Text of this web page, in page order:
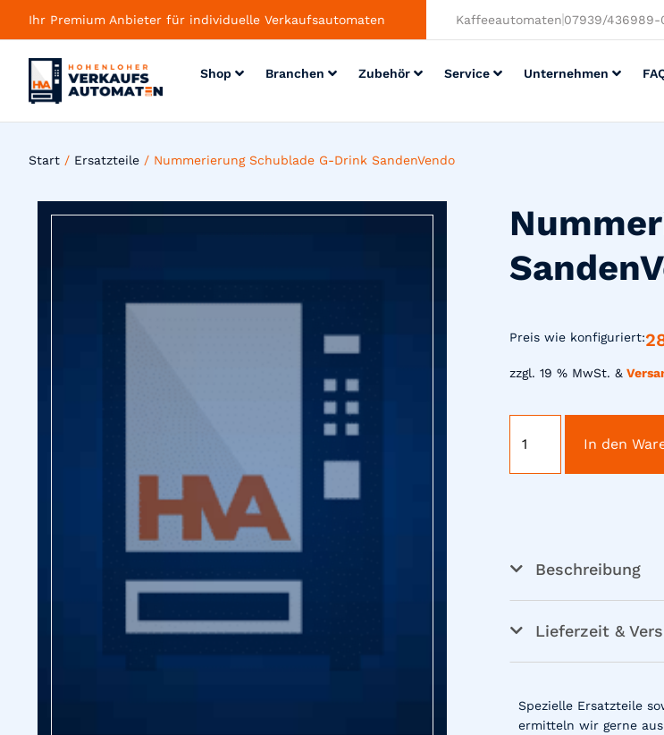
Ihr Premium Anbieter für individuelle Verkaufsautomaten Kaffeeautomaten 07939/436989-
Shop Branchen Zubehör Service Unternehmen
Start / Ersatzteile / Nummerierung Schublade G-Drink SandenVendo
Preis wie konfiguriert:
zzgl. 19 % MwSt. &
In den
Beschreibung
Lieferzeit &
Spezielle Ersatzteile
ermitteln wir gerne